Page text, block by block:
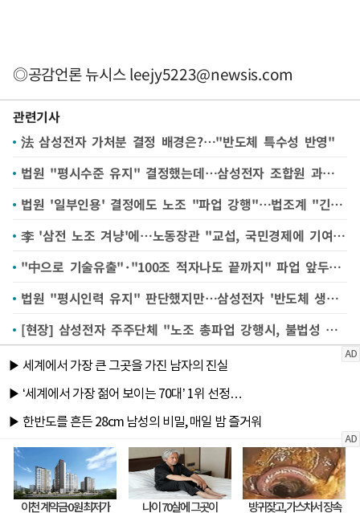
◎공감언론 뉴시스leejy5223@newsis.com
관련기사
法 삼성전자 가처분 결정 배경은?…"반도체 특수성 반영"
법원 "평시수준 유지" 결정했는데…삼성전자 조합원 과연 얼마나 파업 참여할까
법원 '일부인용' 결정에도 노조 "파업 강행"…법조계 "긴급조정권 검토 필요성 유효"
李 '삼전 노조 겨냥'에…노동장관 "교섭, 국민경제에 기여해야"
"中으로 기술유출"·"100조 적자나도 끝까지" 파업 앞두고 온라인서 '막말' 쏟아져
법원 "평시인력 유지" 판단했지만…삼성전자 '반도체 생산차질 리스크' 여전히 커
[현장] 삼성전자 주주단체 "노조 총파업 강행시, 불법성 따지고 소송·집회 나설 것"